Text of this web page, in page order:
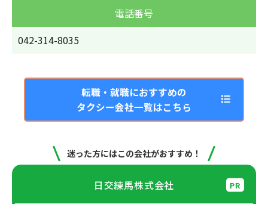
電話番号
042-314-8035
転職・就職におすすめの
タクシー会社一覧はこちら
迷った方にはこの会社がおすすめ！
日交練馬株式会社